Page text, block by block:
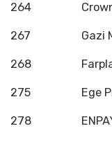
264
267 Gazi
268
275 Ege
278